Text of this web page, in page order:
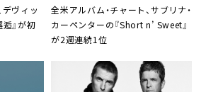
デヴィッ
逅』が初
全米アルバム・チャート、サブリナ・
カーペンターの『Short n’ Sweet』
が2週連続1位